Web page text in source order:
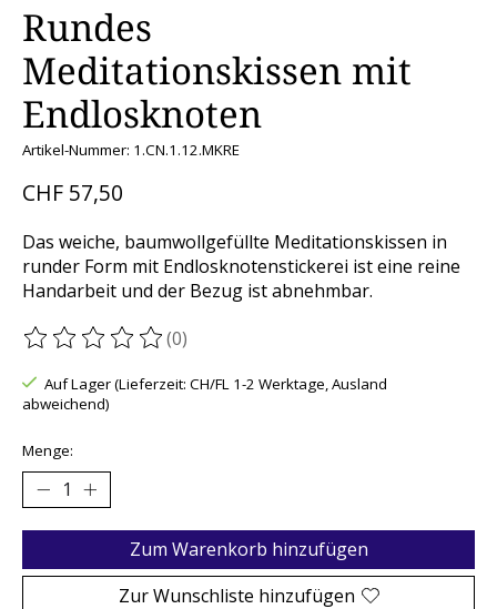
Rundes
Meditationskissen mit
Endlosknoten
Artikel-Nummer: 1.CN.1.12.MKRE
CHF 57,50
Das weiche, baumwollgefüllte Meditationskissen in
runder Form mit Endlosknotenstickerei ist eine reine
Handarbeit und der Bezug ist abnehmbar.
Die Bewertung dieses Produkts ist
(0)
Auf Lager (Lieferzeit: CH/FL 1-2 Werktage, Ausland
abweichend)
Menge:
Zum Warenkorb hinzufügen
Zur Wunschliste hinzufügen